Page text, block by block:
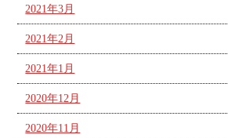
2021年3月
2021年2月
2021年1月
2020年12月
2020年11月